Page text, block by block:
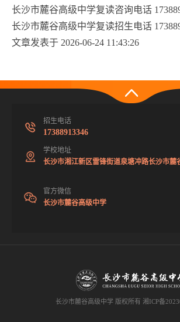
长沙市麓谷高级中学复读咨询电话
长沙市麓谷高级中学复读招生电话
文章发表于 2026-06-24 11:43:26
招生电话
17388913346
学校地址
长沙市湘江新区雷锋街道泉塘冲路长沙市麓
官方微信
长沙市麓谷高级中学
长沙市麓谷高级中学 版权所有 湘ICP备